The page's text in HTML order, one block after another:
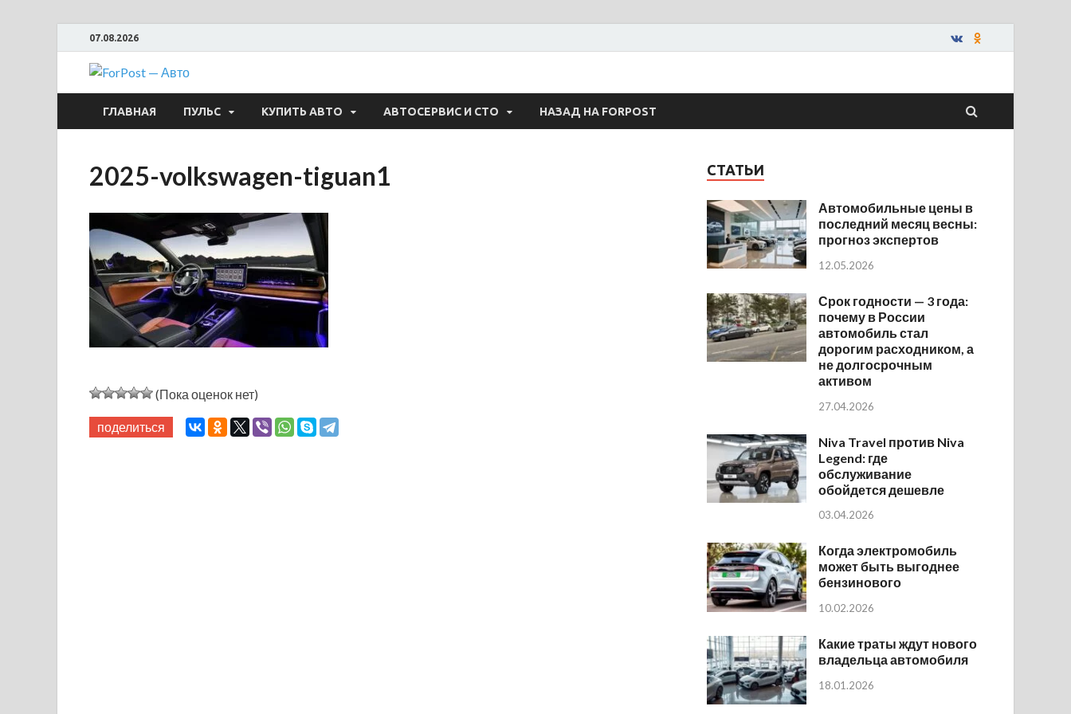
07.08.2026
ForPost — Авто
ГЛАВНАЯ ПУЛЬС КУПИТЬ АВТО АВТОСЕРВИС И СТО НАЗАД НА FORPOST
2025-volkswagen-tiguan1
(Пока оценок нет)
поделиться
СТАТЬИ
Автомобильные цены в
последний месяц весны:
прогноз экспертов
12.05.2026
Срок годности — 3 года:
почему в России
автомобиль стал
дорогим расходником, а
не долгосрочным
активом
27.04.2026
Niva Travel против Niva
Legend: где
обслуживание
обойдется дешевле
03.04.2026
Когда электромобиль
может быть выгоднее
бензинового
10.02.2026
Какие траты ждут нового
владельца автомобиля
18.01.2026